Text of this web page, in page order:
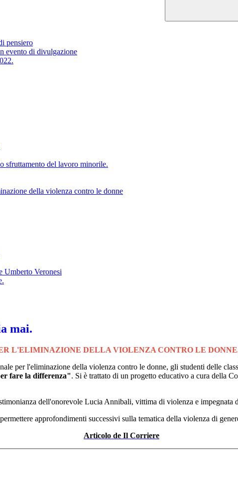
pensiero
evento di divulgazione
sfruttamento del lavoro minorile.
della violenza contro le donne
Umberto Veronesi
mai.
L'ELIMINAZIONE DELLA VIOLENZA CONTRO LE
per l'eliminazione della violenza contro le donne, gli studenti delle
fare la differenza". Si è trattato di un progetto educativo a cura della
dell'onorevole Lucia Annibali, vittima di violenza e impegnata
approfondimenti successivi sulla tematica della violenza di
Articolo de Il Corriere